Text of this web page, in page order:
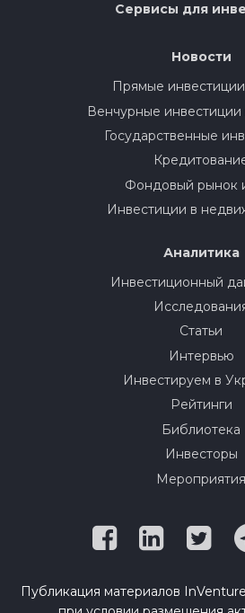
Сервисы для
Новости
Прямые
Венчурные инвестиции
Государственные
Фондовый рынок
Инвестиции в
Аналитика
Инвестиционный
Статьи
Интервью
Инвестируем в
Рейтинги
Библиотека
Инвесторы
Мероприятия
Публикация материалов